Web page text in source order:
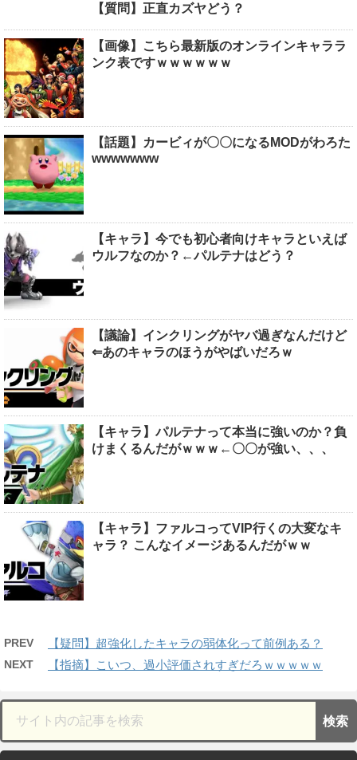
【質問】正直カズヤどう？
【画像】こちら最新版のオンラインキャララ
ンク表ですｗｗｗｗｗｗ
【話題】カービィが〇〇になるMODがわろた
wwwwwww
【キャラ】今でも初心者向けキャラといえば
ウルフなのか？←パルテナはどう？
【議論】インクリングがヤバ過ぎなんだけど
⇐あのキャラのほうがやばいだろｗ
【キャラ】パルテナって本当に強いのか？負
けまくるんだがｗｗｗ←〇〇が強い、、、
【キャラ】ファルコってVIP行くの大変なキ
ャラ？ こんなイメージあるんだがｗｗ
PREV 【疑問】超強化したキャラの弱体化って前例ある？
NEXT 【指摘】こいつ、過小評価されすぎだろｗｗｗｗｗ